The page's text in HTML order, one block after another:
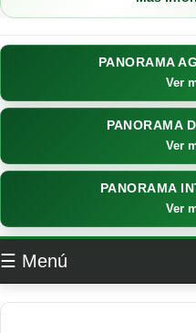
PANORAMA
Ver
PANORAMA
Ver
PANORAMA
Ver
☰ Menú